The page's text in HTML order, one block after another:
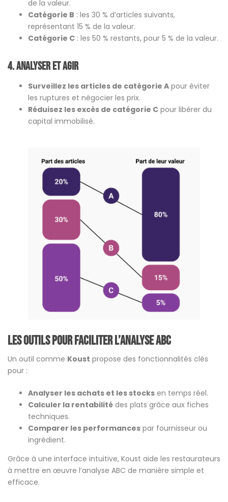
de la valeur.
Catégorie B : les 30 % d’articles suivants,
représentant 15 % de la valeur.
Catégorie C : les 50 % restants, pour 5 % de la valeur.
4. Analyser et agir
Surveillez les articles de catégorie A pour éviter
les ruptures et négocier les prix.
Réduisez les excès de catégorie C pour libérer du
capital immobilisé.
Les outils pour faciliter l’analyse ABC
Un outil comme Koust propose des fonctionnalités clés
pour :
Analyser les achats et les stocks en temps réel.
Calculer la rentabilité des plats grâce aux fiches
techniques.
Comparer les performances par fournisseur ou
ingrédient.
Grâce à une interface intuitive, Koust aide les restaurateurs
à mettre en œuvre l’analyse ABC de manière simple et
efficace.